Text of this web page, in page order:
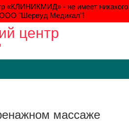
«КЛИНИКМИД» - не имеет никакого
ООО "Шервуд Медикал"!
массаже